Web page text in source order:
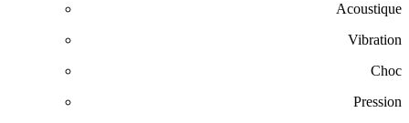
Acoustique
Vibration
Choc
Pression